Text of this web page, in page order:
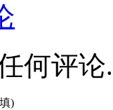
何评论.
)